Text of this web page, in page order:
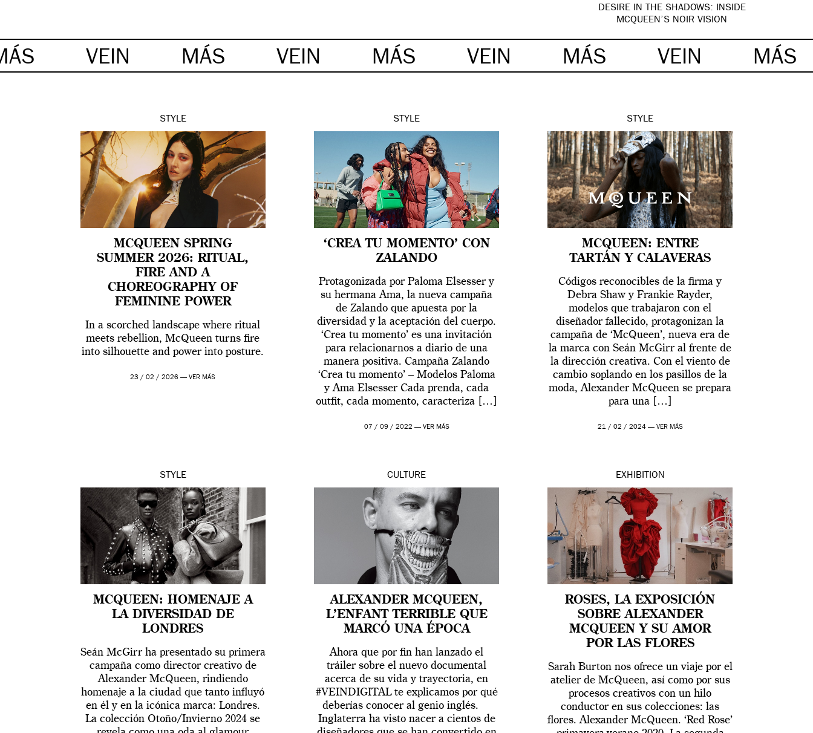
DESIRE IN THE SHADOWS: INSIDE
MCQUEEN’S NOIR VISION
VEIN MÁS VEIN MÁS VEIN MÁS VEIN MÁS
STYLE
MCQUEEN SPRING
SUMMER 2026: RITUAL,
FIRE AND A
CHOREOGRAPHY OF
FEMININE POWER
In a scorched landscape where ritual
meets rebellion, McQueen turns fire
into silhouette and power into posture.
23 / 02 / 2026 —VER MÁS
STYLE
‘CREA TU MOMENTO’ CON
ZALANDO
Protagonizada por Paloma Elsesser y
su hermana Ama, la nueva campaña
de Zalando que apuesta por la
diversidad y la aceptación del cuerpo.
‘Crea tu momento’ es una invitación
para relacionarnos a diario de una
manera positiva. Campaña Zalando
‘Crea tu momento’ – Modelos Paloma
y Ama Elsesser Cada prenda, cada
outfit, cada momento, caracteriza […]
07 / 09 / 2022 — VER MÁS
STYLE
MCQUEEN: ENTRE
TARTÁN Y CALAVERAS
Códigos reconocibles de la firma y
Debra Shaw y Frankie Rayder,
modelos que trabajaron con el
diseñador fallecido, protagonizan la
campaña de ‘McQueen’, nueva era de
la marca con Seán McGirr al frente de
la dirección creativa. Con el viento de
cambio soplando en los pasillos de la
moda, Alexander McQueen se prepara
para una […]
21 / 02 / 2024 — VER MÁS
STYLE
MCQUEEN: HOMENAJE A
LA DIVERSIDAD DE
LONDRES
Seán McGirr ha presentado su primera
campaña como director creativo de
Alexander McQueen, rindiendo
homenaje a la ciudad que tanto influyó
en él y en la icónica marca: Londres.
La colección Otoño/Invierno 2024 se
CULTURE
ALEXANDER MCQUEEN,
L’ENFANT TERRIBLE QUE
MARCÓ UNA ÉPOCA
Ahora que por fin han lanzado el
tráiler sobre el nuevo documental
acerca de su vida y trayectoria, en
#VEINDIGITAL te explicamos por qué
deberías conocer al genio inglés.
Inglaterra ha visto nacer a cientos de
EXHIBITION
ROSES, LA EXPOSICIÓN
SOBRE ALEXANDER
MCQUEEN Y SU AMOR
POR LAS FLORES
Sarah Burton nos ofrece un viaje por el
atelier de McQueen, así como por sus
procesos creativos con un hilo
conductor en sus colecciones: las
flores. Alexander McQueen. ‘Red Rose’